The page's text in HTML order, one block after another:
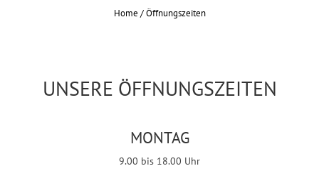
Home /Öffnungszeiten
UNSERE ÖFFNUNGSZEITEN
MONTAG
9.00 bis 18.00 Uhr